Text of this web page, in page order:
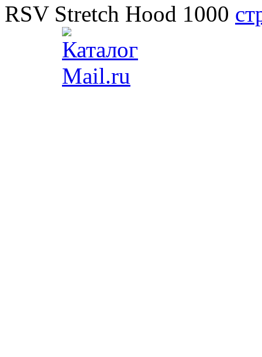
RSV Stretch Hood 1000